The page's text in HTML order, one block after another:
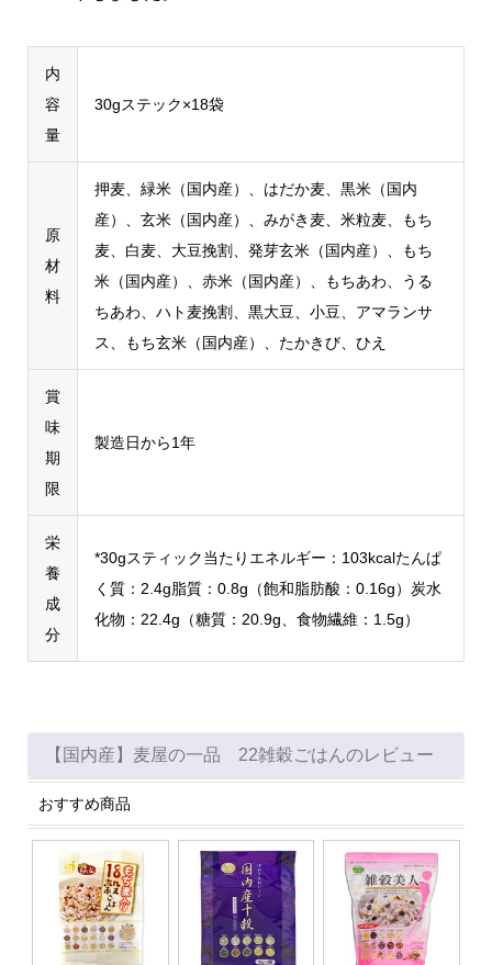
内
容
量
30gステック×18袋
原
材
料
押麦、緑米（国内産）、はだか麦、黒米（国内
産）、玄米（国内産）、みがき麦、米粒麦、もち
麦、白麦、大豆挽割、発芽玄米（国内産）、もち
米（国内産）、赤米（国内産）、もちあわ、うる
ちあわ、ハト麦挽割、黒大豆、小豆、アマランサ
ス、もち玄米（国内産）、たかきび、ひえ
賞
味
期
限
製造日から1年
栄
養
成
分
*30gスティック当たりエネルギー：103kcalたんぱ
く質：2.4g脂質：0.8g（飽和脂肪酸：0.16g）炭水
化物：22.4g（糖質：20.9g、食物繊維：1.5g）
【国内産】麦屋の一品 22雑穀ごはんのレビュー